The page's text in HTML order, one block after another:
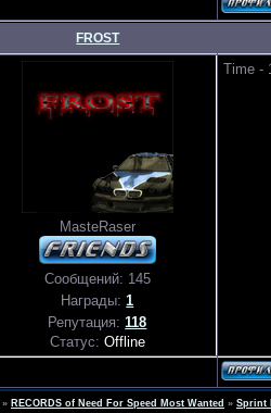
FROST
MasteRaser
Сообщений: 145
Награды:1
Репутация:118
Статус: Offline
Time -
» RECORDS of Need For Speed Most Wanted » Sprint